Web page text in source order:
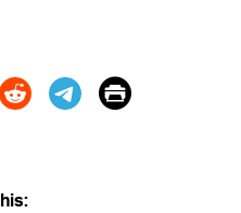
Print